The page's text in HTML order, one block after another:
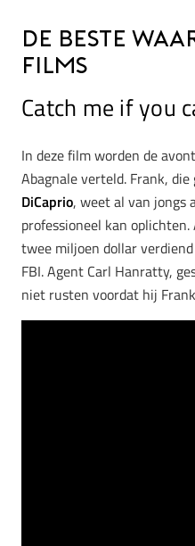
De beste
films
Catch me if you
In deze film worden de
Abagnale verteld. Frank,
DiCaprio, weet al van jongs
professioneel kan
twee miljoen dollar
FBI. Agent Carl Hanratty,
niet rusten voordat hij